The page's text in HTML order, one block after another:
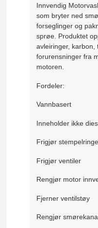
Innvendig
som bryter ned
forseglinger og
sprøe. Produktet
avleiringer,
forurensninger fra
motoren.
Fordeler:
Vannbasert
Inneholder ikke
Frigjør
Frigjør ventiler
Rengjør motor
Fjerner ventilstøy
Rengjør